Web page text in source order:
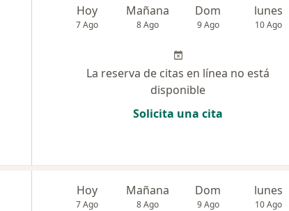
Hoy
7 Ago
Mañana
8 Ago
Dom
9 Ago
lunes
10 Ago
La reserva de citas en línea no está
disponible
Solicita una cita
Hoy
7 Ago
Mañana
8 Ago
Dom
9 Ago
lunes
10 Ago